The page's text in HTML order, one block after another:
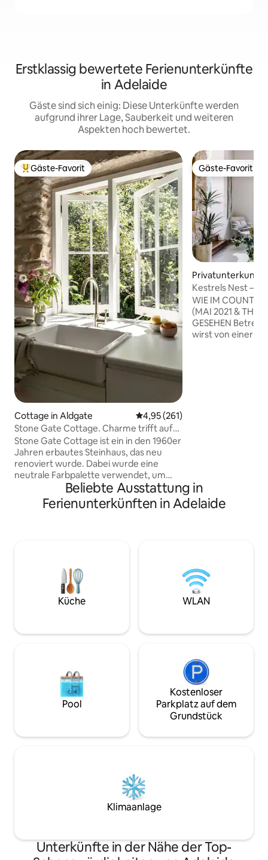
Erstklassig bewertete Ferienunterkünfte
in Adelaide
Gäste sind sich einig: Diese Unterkünfte werden
aufgrund ihrer Lage, Sauberkeit und weiteren
Aspekten hoch bewertet.
Beliebter Gäste-Favorit.
Gäste-Favorit
Cottage in Aldgate Durchschnittliche Bewertung:
4,95 (261)
Stone Gate Cottage. Charme trifft auf
Moderne.
Stone Gate Cottage ist ein in den 1960er
Jahren erbautes Steinhaus, das neu
renoviert wurde. Dabei wurde eine
neutrale Farbpalette verwendet, um
den natürlichen Charme und Charakter
der handgefertigten Steinarbeiten zu
unterstreichen. Jedes Zimmer wurde
Küche - Frühstück, das du selbst
zubereiten kannst - Espresso-
Kaffeemaschine - Holzkamin -
Kanalheizung und -kühlung Das
hat ein Queensize-Bett.
Gäste-Favorit
Gäste-Favorit
Privatunterkunft
Beach
Kestrels Nest –
für Paare
WIE IM
(MAI 2021 & THE
GESEHEN Betrete Kestrels Nest und du
wirst von einer
faule Tage auf
Beliebte Ausstattung in
Ferienunterkünften in Adelaide
Küche WLAN
Pool
Kostenloser
Parkplatz auf dem
Grundstück
Klimaanlage
Unterkünfte in der Nähe der Top-